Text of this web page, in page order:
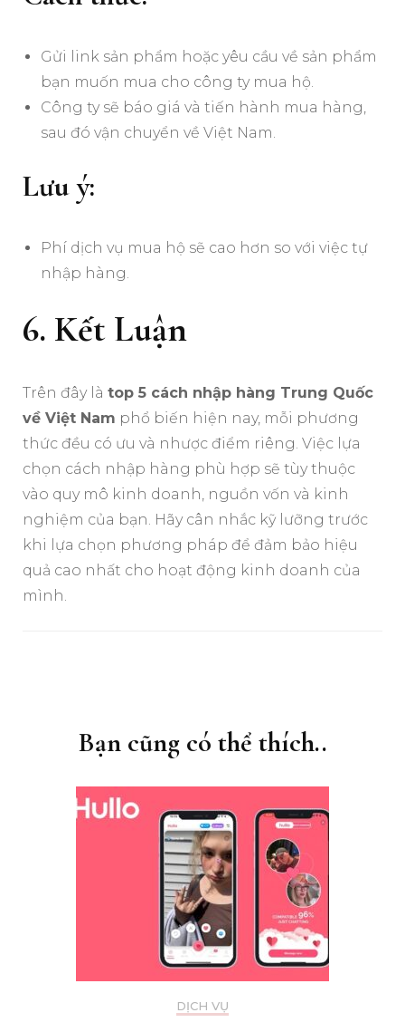
Gửi link sản phẩm hoặc yêu cầu về sản phẩm
bạn muốn mua cho công ty mua hộ.
Công ty sẽ báo giá và tiến hành mua hàng,
sau đó vận chuyển về Việt Nam.
Lưu ý:
Phí dịch vụ mua hộ sẽ cao hơn so với việc tự
nhập hàng.
6. Kết Luận
Trên đây là top 5 cách nhập hàng Trung Quốc
về Việt Nam phổ biến hiện nay, mỗi phương
thức đều có ưu và nhược điểm riêng. Việc lựa
chọn cách nhập hàng phù hợp sẽ tùy thuộc
vào quy mô kinh doanh, nguồn vốn và kinh
nghiệm của bạn. Hãy cân nhắc kỹ lưỡng trước
khi lựa chọn phương pháp để đảm bảo hiệu
quả cao nhất cho hoạt động kinh doanh của
mình.
Bạn cũng có thể thích..
DỊCH VỤ